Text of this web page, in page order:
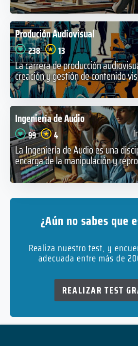
Produción Audiovisual
238 13
La carrera de producción
creación y gestión de contenido
Ingeniería de Audio
99 4
La Ingeniería de Audio es una
encarga de la manipulación y
¿Aún no sabes que
Realiza nuestro test, y
adecuada entre más de
REALIZAR TEST